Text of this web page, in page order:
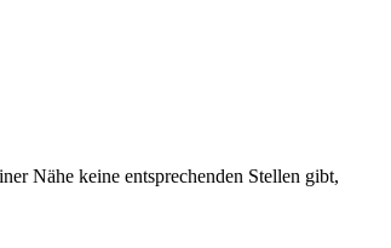
Nähe keine entsprechenden Stellen gibt,